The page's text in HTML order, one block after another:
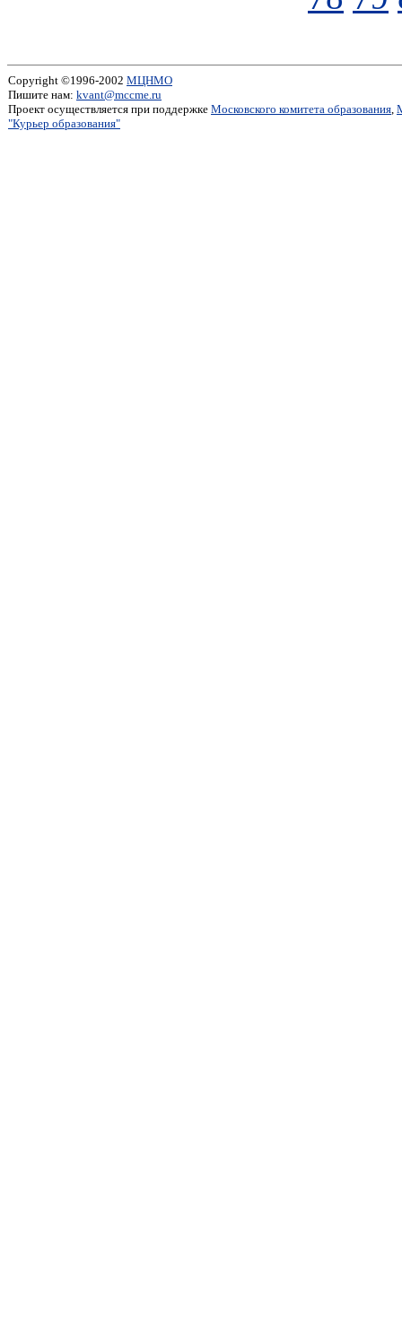
Copyright ©1996-2002 МЦНМО
Пишите нам: kvant@mccme.ru
Проект осуществляется при поддержке Московского комитета образования,
"Курьер образования"